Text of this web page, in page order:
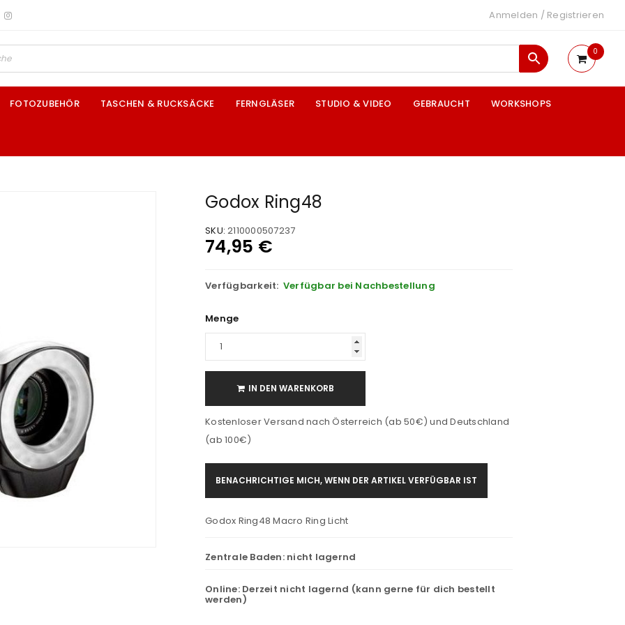
Anmelden / Registrieren
0
FOTOZUBEHÖR TASCHEN & RUCKSÄCKE FERNGLÄSER STUDIO & VIDEO GEBRAUCHT WORKSHOPS
Godox Ring48
SKU: 2110000507237
74,95 €
Verfügbarkeit: Verfügbar bei Nachbestellung
Menge
IN DEN WARENKORB
Kostenloser Versand nach Österreich (ab 50€) und Deutschland
(ab 100€)
BENACHRICHTIGE MICH, WENN DER ARTIKEL VERFÜGBAR IST
Godox Ring48 Macro Ring Licht
Zentrale Baden: nicht lagernd
Online: Derzeit nicht lagernd (kann gerne für dich bestellt
werden)